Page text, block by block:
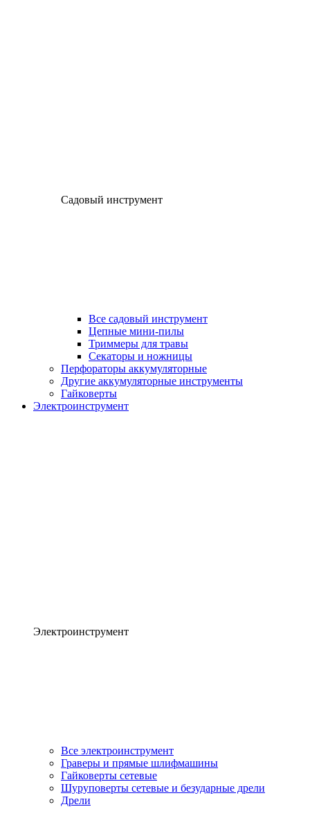
Садовый инструмент
Все садовый инструмент
Цепные мини-пилы
Триммеры для травы
Секаторы и ножницы
Перфораторы аккумуляторные
Другие аккумуляторные инструменты
Гайковерты
Электроинструмент
Электроинструмент
Все электроинструмент
Граверы и прямые шлифмашины
Гайковерты сетевые
Шуруповерты сетевые и безударные дрели
Дрели